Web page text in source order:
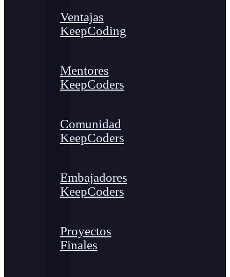
Ventajas
KeepCoding
Mentores
KeepCoders
Comunidad
KeepCoders
Embajadores
KeepCoders
Proyectos
Finales